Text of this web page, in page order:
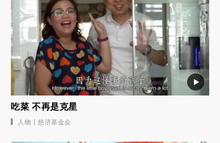
吃菜 不再是克星
人物 | 慈济基金会